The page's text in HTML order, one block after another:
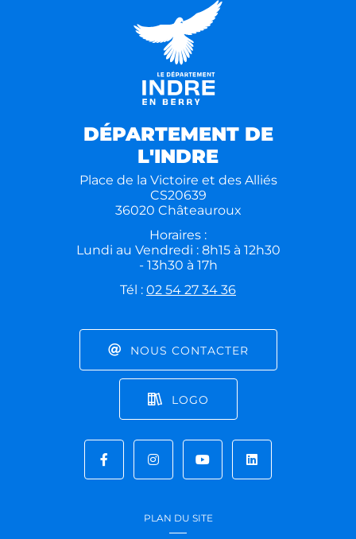
DÉPARTEMENT DE
L'INDRE
Place de la Victoire et des Alliés
CS20639
36020 Châteauroux
Horaires :
Lundi au Vendredi : 8h15 à 12h30
- 13h30 à 17h
Tél : 02 54 27 34 36
NOUS CONTACTER
LOGO
PLAN DU SITE